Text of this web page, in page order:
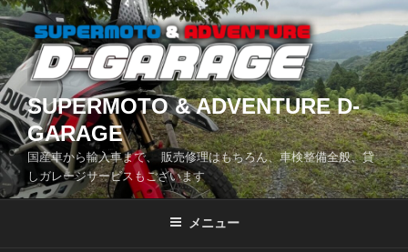
コ
ン
テ
ン
ツ
へ
ス
キ
ッ
SUPERMOTO & ADVENTURE D-
GARAGE
国産車から輸入車まで、 販売修理はもちろん、車検整備全般、貸
しガレージサービスもございます
メニュー